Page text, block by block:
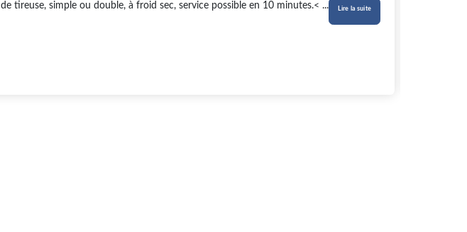
de tireuse, simple ou double, à froid sec, service possible en 10 minutes.< ... Lire la suite